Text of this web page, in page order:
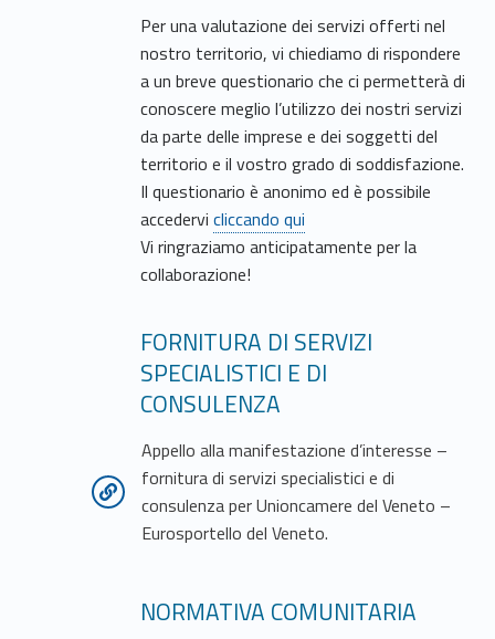
Per una valutazione dei servizi offerti nel
nostro territorio, vi chiediamo di rispondere
a un breve questionario che ci permetterà di
conoscere meglio l’utilizzo dei nostri servizi
da parte delle imprese e dei soggetti del
territorio e il vostro grado di soddisfazione.
Il questionario è anonimo ed è possibile
accedervi cliccando qui
Vi ringraziamo anticipatamente per la
collaborazione!
FORNITURA DI SERVIZI
SPECIALISTICI E DI
CONSULENZA
Appello alla manifestazione d’interesse –
fornitura di servizi specialistici e di
consulenza per Unioncamere del Veneto –
Eurosportello del Veneto.
NORMATIVA COMUNITARIA